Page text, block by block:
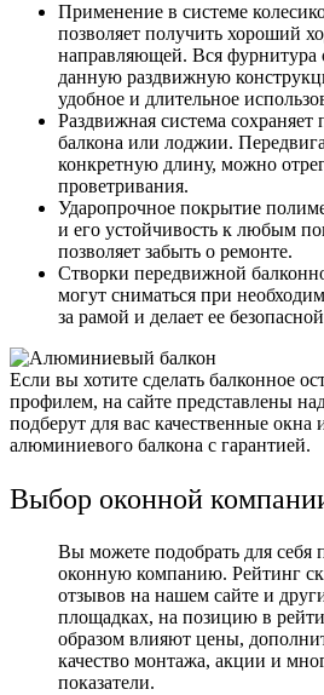
Применение в системе
позволяет получить хороший
направляющей. Вся фурнитура
данную раздвижную
удобное и длительное
Раздвижная система сохраняет
балкона или лоджии.
конкретную длину, можно
проветривания.
Ударопрочное покрытие
и его устойчивость к любым
позволяет забыть о ремонте.
Створки передвижной
могут сниматься при
за рамой и делает ее
Если вы хотите сделать балконное
профилем, на сайте представлены
подберут для вас качественные
алюминиевого балкона с гарантией.
Выбор оконной
Вы можете подобрать для себя
оконную компанию. Рейтинг
отзывов на нашем сайте и
площадках, на позицию в
образом влияют цены,
качество монтажа, акции и
показатели.